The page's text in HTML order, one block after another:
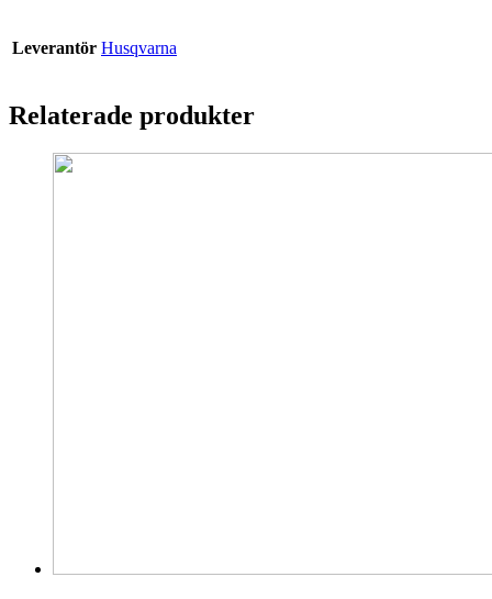
Leverantör Husqvarna
Relaterade produkter